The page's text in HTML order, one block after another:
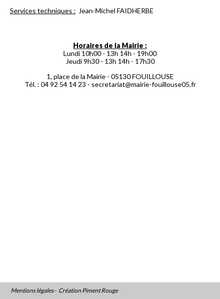
Services techniques : Jean-Michel FAIDHERBE
Horaires de la Mairie :
Lundi 10h00 - 13h 14h - 19h00
Jeudi 9h30 - 13h 14h - 17h30
1, place de la Mairie - 05130 FOUILLOUSE
Tél. : 04 92 54 14 23 - secretariat@mairie-fouillouse05.fr
Mentions légales- Création Piment Rouge